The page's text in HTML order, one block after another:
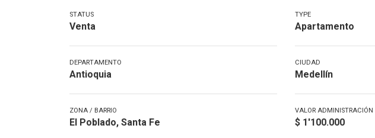
STATUS
Venta
TYPE
Apartamento
DEPARTAMENTO
Antioquia
CIUDAD
Medellín
ZONA / BARRIO
El Poblado, Santa Fe
VALOR ADMINISTRACIÓN
$ 1'100.000